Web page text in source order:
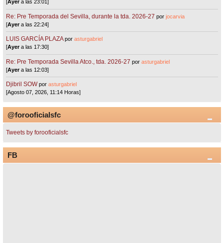
[Ayera las 23:01]
Re: Pre Temporada del Sevilla, durante la tda. 2026-27 porjocarvia
[Ayera las 22:24]
LUIS GARCÍA PLAZA porasturgabriel
[Ayera las 17:30]
Re: Pre Temporada Sevilla Atco., tda. 2026-27 porasturgabriel
[Ayera las 12:03]
Djibril SOW porasturgabriel
[Agosto 07, 2026, 11:14 Horas]
@forooficialsfc
Tweets by forooficialsfc
FB